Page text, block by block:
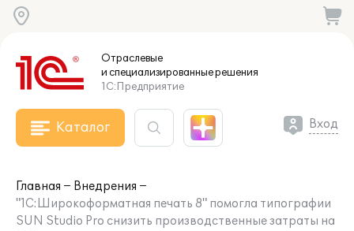
Отраслевые
и специализированныерешения
1С:Предприятие
Каталог Вход
Главная
Внедрения
"1С:Широкоформатная печать 8" помогла типографии
SUN Studio Pro снизить производственные затраты на